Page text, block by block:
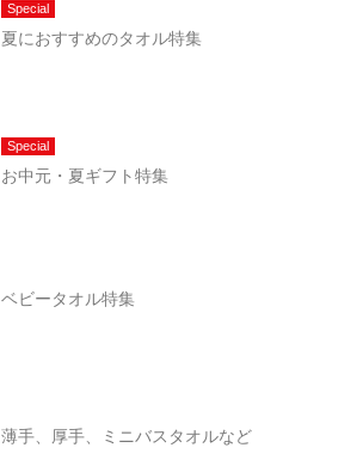
Special
夏におすすめのタオル特集
Special
お中元・夏ギフト特集
ベビータオル特集
薄手、厚手、ミニバスタオルなど